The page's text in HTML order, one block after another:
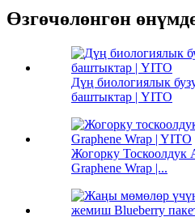
Өзгөчөлөнгөн
Дүң биологиялык
баштыктар | YITO
Жогорку Тоскоолдук
Graphene Wrap |...